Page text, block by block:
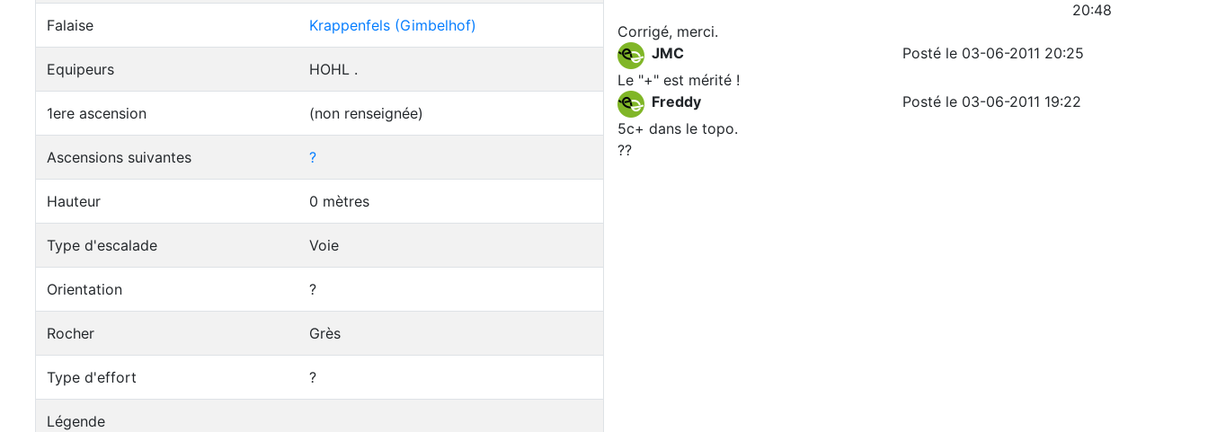
Falaise Krappenfels (Gimbelhof)
Equipeurs HOHL .
1ere ascension (non renseignée)
Ascensions suivantes ?
Hauteur 0 mètres
Type d'escalade Voie
Orientation ?
Rocher Grès
Type d'effort ?
Légende
20:48
Corrigé, merci.
JMC
Posté le 03-06-2011 20:25
Le "+" est mérité !
Freddy
Posté le 03-06-2011 19:22
5c+ dans le topo.
??